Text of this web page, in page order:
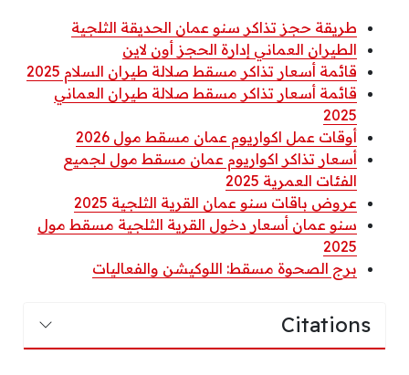
طريقة حجز تذاكر سنو عمان الحديقة الثلجية
الطيران العماني إدارة الحجز أون لاين
قائمة أسعار تذاكر مسقط صلالة طيران السلام 2025
قائمة أسعار تذاكر مسقط صلالة طيران العماني
2025
أوقات عمل اكواريوم عمان مسقط مول 2026
أسعار تذاكر اكواريوم عمان مسقط مول لجميع
الفئات العمرية 2025
عروض باقات سنو عمان القرية الثلجية 2025
سنو عمان أسعار دخول القرية الثلجية مسقط مول
2025
برج الصحوة مسقط: اللوكيشن والفعاليات
Citations